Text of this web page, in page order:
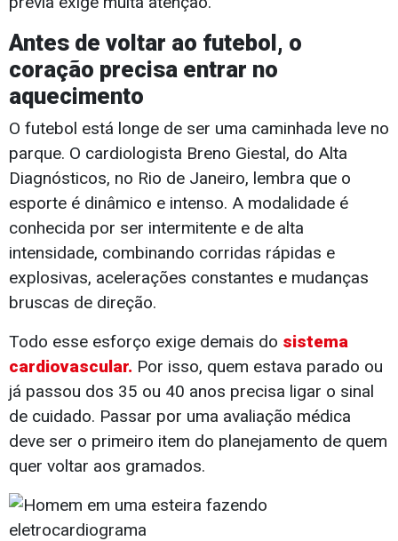
Antes de voltar ao futebol, o
coração precisa entrar no
aquecimento
O futebol está longe de ser uma caminhada leve no
parque. O cardiologista Breno Giestal, do Alta
Diagnósticos, no Rio de Janeiro, lembra que o
esporte é dinâmico e intenso. A modalidade é
conhecida por ser intermitente e de alta
intensidade, combinando corridas rápidas e
explosivas, acelerações constantes e mudanças
bruscas de direção.
Todo esse esforço exige demais do sistema
cardiovascular. Por isso, quem estava parado ou
já passou dos 35 ou 40 anos precisa ligar o sinal
de cuidado. Passar por uma avaliação médica
deve ser o primeiro item do planejamento de quem
quer voltar aos gramados.